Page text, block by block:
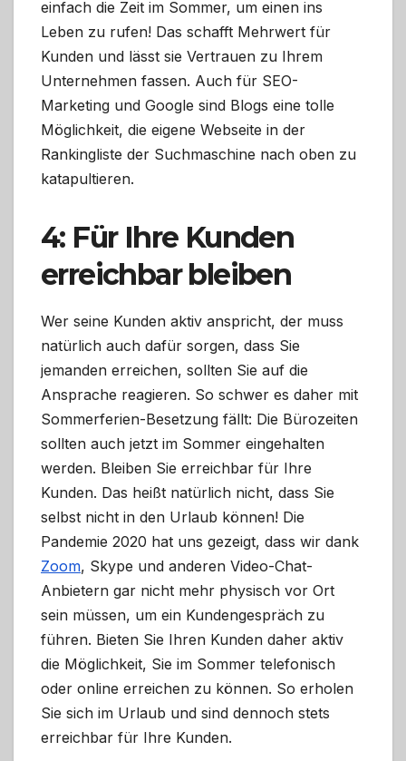
einfach die Zeit im Sommer, um einen ins
Leben zu rufen! Das schafft Mehrwert für
Kunden und lässt sie Vertrauen zu Ihrem
Unternehmen fassen. Auch für SEO-
Marketing und Google sind Blogs eine tolle
Möglichkeit, die eigene Webseite in der
Rankingliste der Suchmaschine nach oben zu
katapultieren.
4: Für Ihre Kunden
erreichbar bleiben
Wer seine Kunden aktiv anspricht, der muss
natürlich auch dafür sorgen, dass Sie
jemanden erreichen, sollten Sie auf die
Ansprache reagieren. So schwer es daher mit
Sommerferien-Besetzung fällt: Die Bürozeiten
sollten auch jetzt im Sommer eingehalten
werden. Bleiben Sie erreichbar für Ihre
Kunden. Das heißt natürlich nicht, dass Sie
selbst nicht in den Urlaub können! Die
Pandemie 2020 hat uns gezeigt, dass wir dank
Zoom, Skype und anderen Video-Chat-
Anbietern gar nicht mehr physisch vor Ort
sein müssen, um ein Kundengespräch zu
führen. Bieten Sie Ihren Kunden daher aktiv
die Möglichkeit, Sie im Sommer telefonisch
oder online erreichen zu können. So erholen
Sie sich im Urlaub und sind dennoch stets
erreichbar für Ihre Kunden.